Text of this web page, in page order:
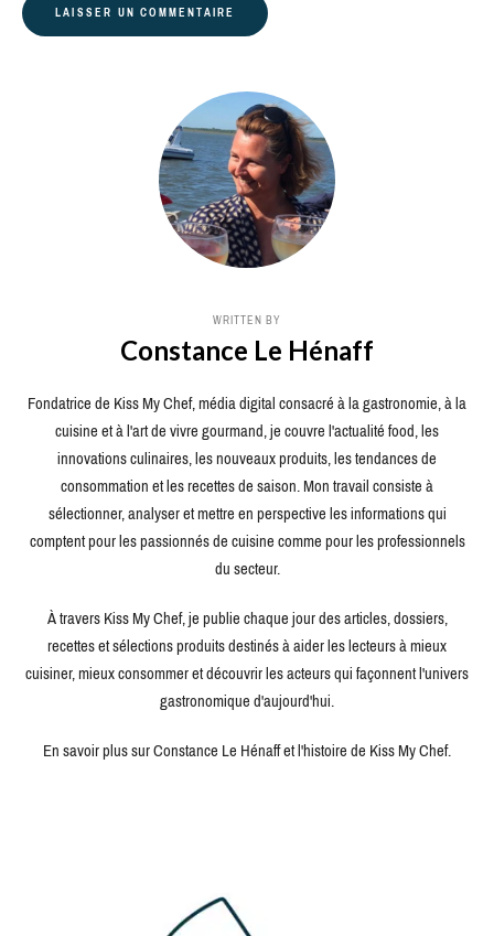
WRITTEN BY
Constance Le Hénaff
Fondatrice de Kiss My Chef, média digital consacré à la gastronomie, à la
cuisine et à l'art de vivre gourmand, je couvre l'actualité food, les
innovations culinaires, les nouveaux produits, les tendances de
consommation et les recettes de saison. Mon travail consiste à
sélectionner, analyser et mettre en perspective les informations qui
comptent pour les passionnés de cuisine comme pour les professionnels
du secteur.
À travers Kiss My Chef, je publie chaque jour des articles, dossiers,
recettes et sélections produits destinés à aider les lecteurs à mieux
cuisiner, mieux consommer et découvrir les acteurs qui façonnent l'univers
gastronomique d'aujourd'hui.
En savoir plus sur Constance Le Hénaff et l'histoire de Kiss My Chef.